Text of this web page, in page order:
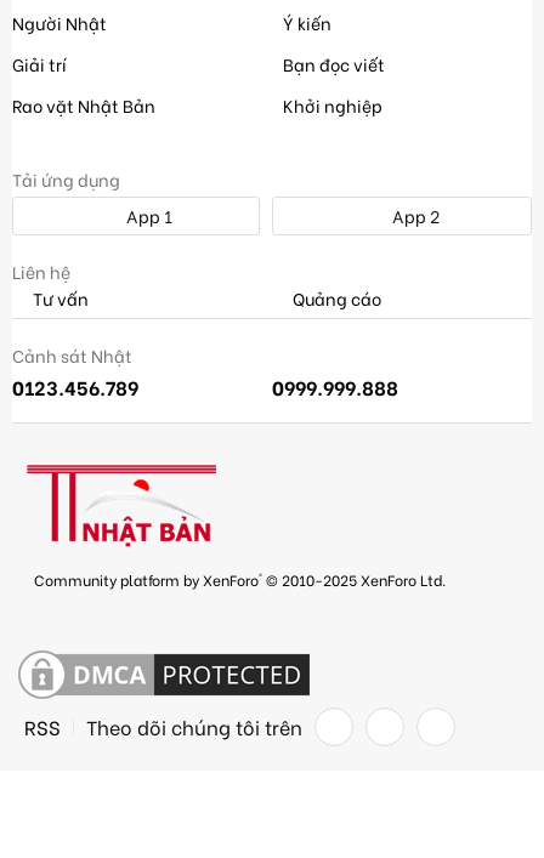
Người Nhật
Giải trí
Rao vặt Nhật Bản
Ý kiến
Bạn đọc viết
Khởi nghiệp
Tải ứng dụng
App 1
App 2
Liên hệ
Tư vấn
Quảng cáo
Cảnh sát Nhật
0123.456.789 0999.999.888
Community platform by XenForo® © 2010-2025 XenForo Ltd.
RSS Theo dõi chúng tôi trên